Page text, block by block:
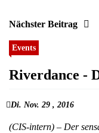
Nächster Beitrag
Events
Riverdance -
Di. Nov. 29 , 2016
(CIS-intern) – Der